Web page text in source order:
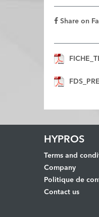
Share on
HYPROS
Terms and
Company
Politique de
Contact us